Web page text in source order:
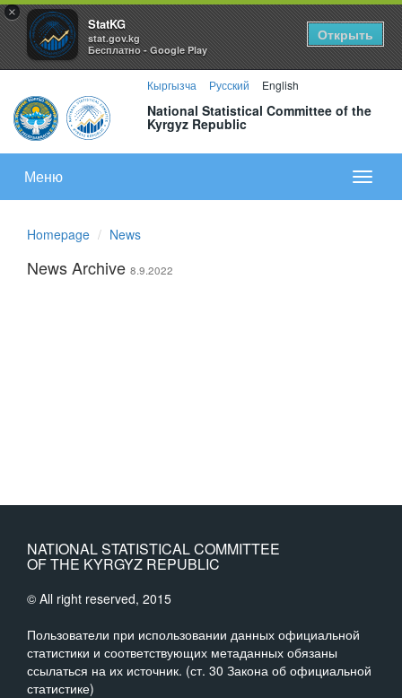
×
StatKG
stat.gov.kg
Бесплатно - Google Play
Открыть
Кыргызча Русский English
National Statistical Committee of the
Kyrgyz Republic
меню
Меню
Homepage News
News Archive 8.9.2022
NATIONAL STATISTICAL COMMITTEE
OF THE KYRGYZ REPUBLIC
© All right reserved, 2015
Пользователи при использовании данных официальной
статистики и соответствующих метаданных обязаны
ссылаться на их источник. (ст. 30 Закона об официальной
статистике)